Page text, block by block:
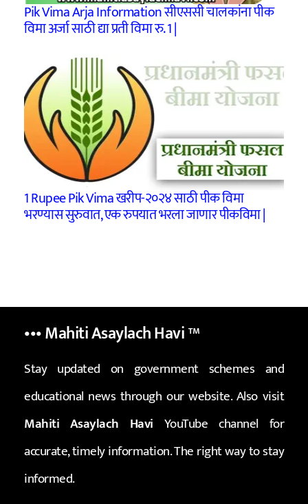
Pik Vima Arja Information सीएससी चालकांना पीक
विमा अर्जा साठी द्या प्रती विमा रु. 1 |
1 Rupee Pik Vima खरीप-२०२४ साठी पीक विमा
भरण्यास सुरुवात, एक रुपयात भरला जाणार पीकविमा |
••• Mahiti Asaylach Havi™
Stay updated on government schemes and
educational news through our website. Also visit
Mahiti Asaylach Havi YouTube channel for
accurate, timely information. The right way to stay
informed.